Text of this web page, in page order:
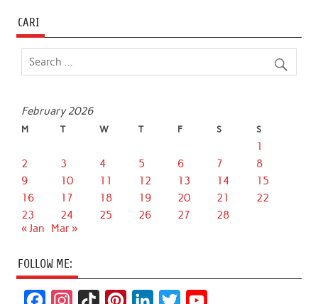
CARI
February 2026
M T W T F S S
1
2
3 4 5 6 7
8
9
10 11 12 13 14
15
16
17 18 19 20 21
22
23
24 25 26 27
28
« Jan
Mar »
FOLLOW ME: